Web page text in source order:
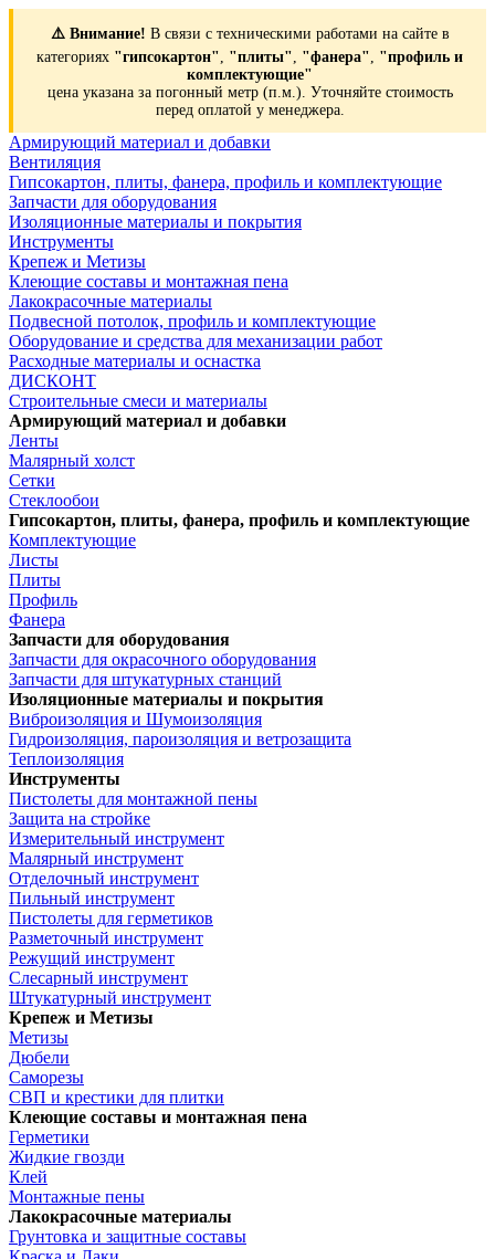
⚠️ Внимание! В связи с техническими работами на сайте в
категориях "гипсокартон", "плиты", "фанера", "профиль и
комплектующие"
цена указана за погонный метр (п.м.). Уточняйте стоимость
перед оплатой у менеджера.
Армирующий материал и добавки
Вентиляция
Гипсокартон, плиты, фанера, профиль и комплектующие
Запчасти для оборудования
Изоляционные материалы и покрытия
Инструменты
Крепеж и Метизы
Клеющие составы и монтажная пена
Лакокрасочные материалы
Подвесной потолок, профиль и комплектующие
Оборудование и средства для механизации работ
Расходные материалы и оснастка
ДИСКОНТ
Строительные смеси и материалы
Армирующий материал и добавки
Ленты
Малярный холст
Сетки
Стеклообои
Гипсокартон, плиты, фанера, профиль и комплектующие
Комплектующие
Листы
Плиты
Профиль
Фанера
Запчасти для оборудования
Запчасти для окрасочного оборудования
Запчасти для штукатурных станций
Изоляционные материалы и покрытия
Виброизоляция и Шумоизоляция
Гидроизоляция, пароизоляция и ветрозащита
Теплоизоляция
Инструменты
Пистолеты для монтажной пены
Защита на стройке
Измерительный инструмент
Малярный инструмент
Отделочный инструмент
Пильный инструмент
Пистолеты для герметиков
Разметочный инструмент
Режущий инструмент
Слесарный инструмент
Штукатурный инструмент
Крепеж и Метизы
Метизы
Дюбели
Саморезы
СВП и крестики для плитки
Клеющие составы и монтажная пена
Герметики
Жидкие гвозди
Клей
Монтажные пены
Лакокрасочные материалы
Грунтовка и защитные составы